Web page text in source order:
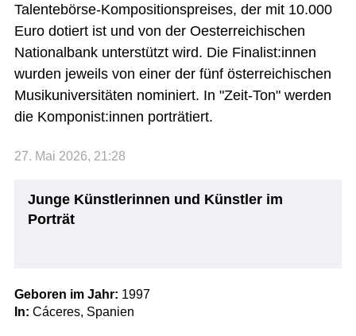
Talentebörse-Kompositionspreises, der mit 10.000
Euro dotiert ist und von der Oesterreichischen
Nationalbank unterstützt wird. Die Finalist:innen
wurden jeweils von einer der fünf österreichischen
Musikuniversitäten nominiert. In "Zeit-Ton" werden
die Komponist:innen porträtiert.
27. Mai 2026, 21:28
Junge Künstlerinnen und Künstler im
Porträt
Geboren im Jahr: 1997
In: Cáceres, Spanien